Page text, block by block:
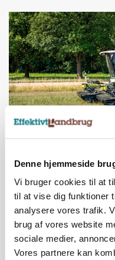
Denne hjemmeside
Vi bruger cookies til at
til at vise dig funktioner
analysere vores trafik.
brug af vores website
sociale medier,
Vores partnere kan
Forserie til
ARRANGEMENT
Markvandring